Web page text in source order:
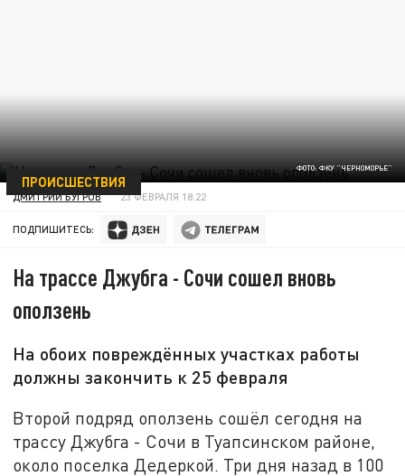
ФОТО: ФКУ "ЧЕРНОМОРЬЕ"
ПРОИСШЕСТВИЯ
ДМИТРИЙ БУГРОВ 23 ФЕВРАЛЯ 18:22
ПОДПИШИТЕСЬ:
На трассе Джубга - Сочи сошел вновь
оползень
На обоих повреждённых участках работы
должны закончить к 25 февраля
Второй подряд оползень сошёл сегодня на
трассу Джубга - Сочи в Туапсинском районе,
около поселка Дедеркой. Три дня назад в 100